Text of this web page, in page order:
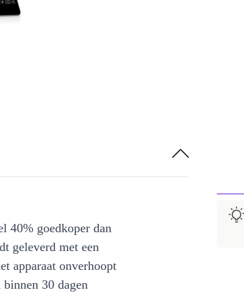
40% goedkoper dan
geleverd met een
apparaat onverhoopt
30 dagen